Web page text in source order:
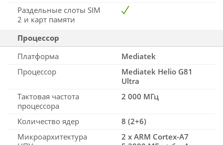
Раздельные слоты SIM
2 и карт памяти
Процессор
Платформа
Mediatek
Процессор
Mediatek Helio G81
Ultra
Тактовая частота
процессора
2 000 МГц
Количество ядер
8 (2+6)
Микроархитектура
2 x ARM Cortex-A7